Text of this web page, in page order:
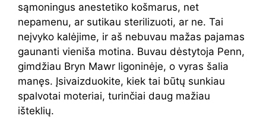
sąmoningus anestetiko košmarus, net
nepamenu, ar sutikau sterilizuoti, ar ne. Tai
neįvyko kalėjime, ir aš nebuvau mažas pajamas
gaunanti vieniša motina. Buvau dėstytoja Penn,
gimdžiau Bryn Mawr ligoninėje, o vyras šalia
manęs. Įsivaizduokite, kiek tai būtų sunkiau
spalvotai moteriai, turinčiai daug mažiau
išteklių.